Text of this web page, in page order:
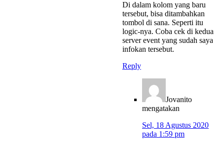
Di dalam kolom yang baru
tersebut, bisa ditambahkan
tombol di sana. Seperti itu
logic-nya. Coba cek di kedua
server event yang sudah saya
infokan tersebut.
Reply
Jovanito
mengatakan
Sel, 18 Agustus 2020
pada 1:59 pm